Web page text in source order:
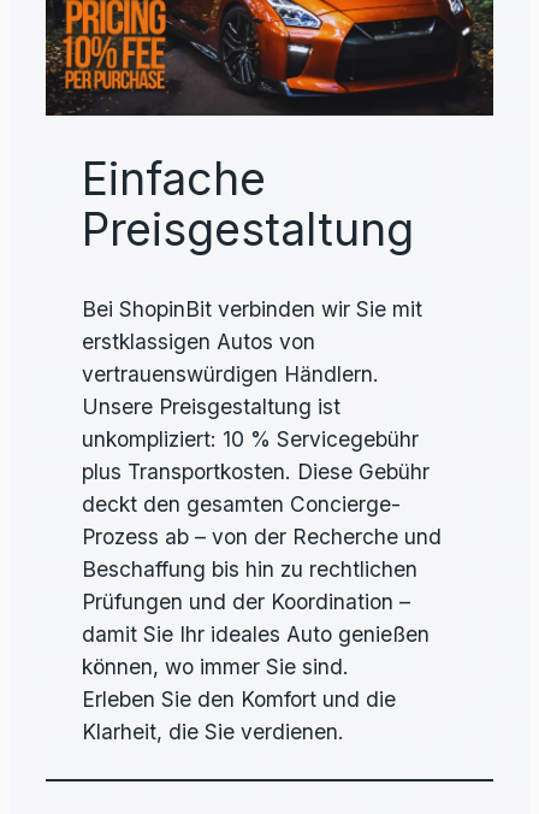
Einfache
Preisgestaltung
Bei ShopinBit verbinden wir Sie mit
erstklassigen Autos von
vertrauenswürdigen Händlern.
Unsere Preisgestaltung ist
unkompliziert: 10 % Servicegebühr
plus Transportkosten. Diese Gebühr
deckt den gesamten Concierge-
Prozess ab – von der Recherche und
Beschaffung bis hin zu rechtlichen
Prüfungen und der Koordination –
damit Sie Ihr ideales Auto genießen
können, wo immer Sie sind.
Erleben Sie den Komfort und die
Klarheit, die Sie verdienen.